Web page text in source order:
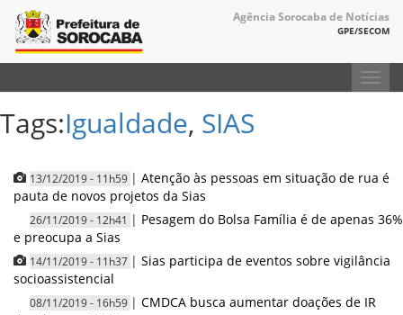
Agência Sorocaba de Notícias
GPE/SECOM
Tags:Igualdade, SIAS
13/12/2019 - 11h59 | Atenção às pessoas em situação de rua é
pauta de novos projetos da Sias
26/11/2019 - 12h41 | Pesagem do Bolsa Família é de apenas 36%
e preocupa a Sias
14/11/2019 - 11h37 | Sias participa de eventos sobre vigilância
socioassistencial
08/11/2019 - 16h59 | CMDCA busca aumentar doações de IR